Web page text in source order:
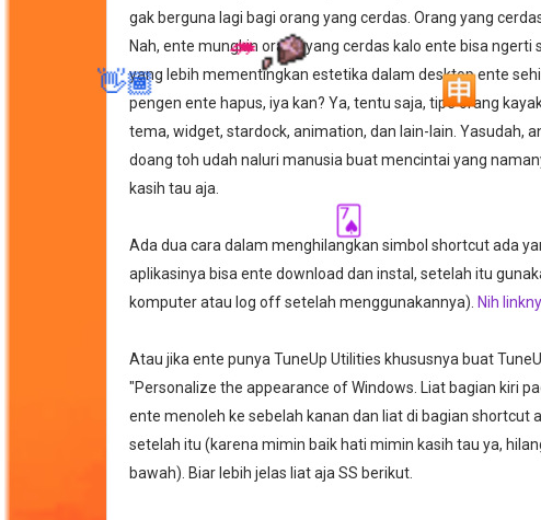
gak berguna lagi bagi orang yang cerdas. Orang yang
Nah, ente mungkin orang yang cerdas kalo ente bisa
yang lebih mementingkan estetika dalam desktop ente
pengen ente hapus, iya kan? Ya, tentu saja, tipe orang
tema, widget, stardock, animation, dan lain-lain. Yasudah,
doang toh udah naluri manusia buat mencintai yang
kasih tau aja.
Ada dua cara dalam menghilangkan simbol shortcut ada
aplikasinya bisa ente download dan instal, setelah itu
komputer atau log off setelah menggunakannya). Nih
Atau jika ente punya TuneUp Utilities khususnya buat
"Personalize the appearance of Windows. Liat bagian kiri
ente menoleh ke sebelah kanan dan liat di bagian shortcut
setelah itu (karena mimin baik hati mimin kasih tau ya,
bawah). Biar lebih jelas liat aja SS berikut.
🂧
👋🏾
🦔